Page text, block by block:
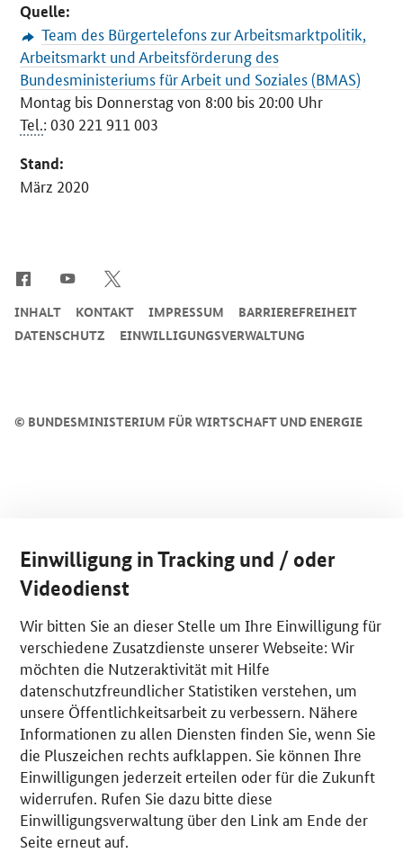
Quelle:
Team des Bürgertelefons zur Arbeitsmarktpolitik,
Arbeitsmarkt und Arbeitsförderung des
Bundesministeriums für Arbeit und Soziales (BMAS)
Montag bis Donnerstag von 8:00 bis 20:00 Uhr
Tel.: 030 221 911 003
Stand:
März 2020
© BUNDESMINISTERIUM FÜR WIRTSCHAFT UND ENERGIE
INHALT KONTAKT IMPRESSUM
BARRIEREFREIHEIT
DATENSCHUTZ
EINWILLIGUNGSVERWALTUNG
Einwilligung in Tracking und / oder
Videodienst
Wir bitten Sie an dieser Stelle um Ihre Einwilligung für
verschiedene Zusatzdienste unserer Webseite: Wir
möchten die Nutzeraktivität mit Hilfe
datenschutzfreundlicher Statistiken verstehen, um
unsere Öffentlichkeitsarbeit zu verbessern. Nähere
Informationen zu allen Diensten finden Sie, wenn Sie
die Pluszeichen rechts aufklappen. Sie können Ihre
Einwilligungen jederzeit erteilen oder für die Zukunft
widerrufen. Rufen Sie dazu bitte diese
Einwilligungsverwaltung über den Link am Ende der
Seite erneut auf.